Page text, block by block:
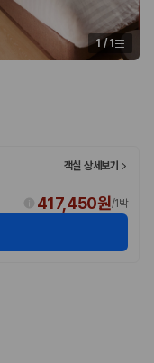
1/ 1
객실 상세보기
417,450원/1박